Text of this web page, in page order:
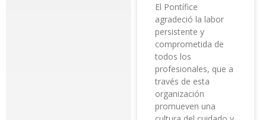
El Pontífice
agradeció la labor
persistente y
comprometida de
todos los
profesionales, que a
través de esta
organización
promueven una